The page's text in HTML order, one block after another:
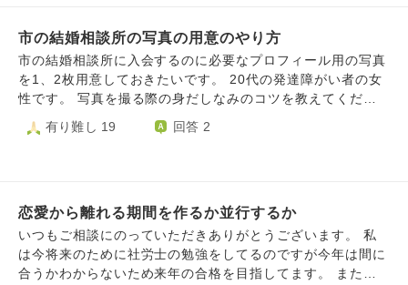
す。でも、周りの人はさらにパートナーに愛されています。
私は違います。とても悲しいです。職場ではおちゃらけたキ
ャラクターでいますが、パートナーもいない、良い歳をした
大人があほみたいだなぁと思います。とても心がしんどいで
す。そんなことを思う自分のこともとても嫌です。この苦し
さから解放されたいです。生きているだけで価値があるとい
会社でも同じ様な失敗。(10年前に相談して頂きました。)何
で、こんな同じ失敗ばかり、頭では分かっていますが、上手
くいかない自分が嫌になります。どうやったら、前を向いて
歩けますか？失敗しなくなりますか？ こんなこと聞いてい
た、１番の方と巡り合いたいと思ってしまいます。難しいの
しでも、好感、興味を持って下さりありがとう御座いますと
いう気持ちを日々忘れずに生きていますが。) 支離滅裂な文
になってしまいすいません。分かりずらい部分もあるかと思
いますが、これからどう向き合っていけばいいでしょうか？
て話ができました。第一印象カードも自分は全員の方に書い
たが自分の所に来たのは１番の方のみで書かれていたのは、
ドラえもんのイラスト。そしたら、その時、３０分ぐらい遅
れて男性２人が参加してきました。(男性５、女性3になりま
じ様な話を少し深堀りして、お話しをして、カップリングシ
で、気になって、退室する時、後ろから見たら、後から来た
男性２人と２番、３番の方がカップリングしていました。自
分としては、腑に落ちないです！(本音を少し言うと、日常
が変わらない安心と心の寂しさとまた、金がかかるのかと言
市の結婚相談所の写真の用意のやり方
市の結婚相談所に入会するのに必要なプロフィール用の写真
を1、2枚用意しておきたいです。 20代の発達障がい者の女
性です。 写真を撮る際の身だしなみのコツを教えてくださ
い。 初めての結婚相談所の入会なので色々と心配になって
ます。
有り難し 19 回答 2
恋愛から離れる期間を作るか並行するか
いつもご相談にのっていただきありがとうございます。 私
は今将来のために社労士の勉強をしてるのですが今年は間に
合うかわからないため来年の合格を目指してます。 また就